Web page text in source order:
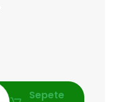
Sepete